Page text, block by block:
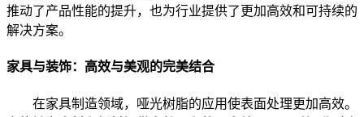
推动了产品性能的提升，也为行业提供了更加高效和可持续的
解决方案。
家具与装饰：高效与美观的完美结合
在家具制造领域，哑光树脂的应用使表面处理更加高效。